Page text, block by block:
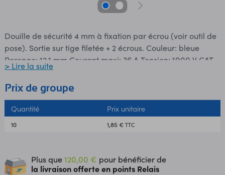
Douille de sécurité 4 mm à fixation par écrou (voir outil de
pose). Sortie sur tige filetée + 2 écrous. Couleur: bleue
Perçage: 12,1 mm Courant maxi: 36 A Tension: 1000 V CAT
III/600 V CAT IV Marque: Electro-PJP
> Lire la suite
Prix de groupe
Quantité Prix unitaire
10 1,85 €TTC
Plus que120,00 € pour bénéficier de
la livraison offerte en points Relais